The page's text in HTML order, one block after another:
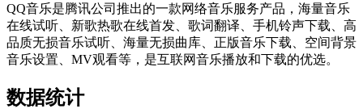
QQ音乐是腾讯公司推出的一款网络音乐服务产品，海量音乐
在线试听、新歌热歌在线首发、歌词翻译、手机铃声下载、高
品质无损音乐试听、海量无损曲库、正版音乐下载、空间背景
音乐设置、MV观看等，是互联网音乐播放和下载的优选。
数据统计